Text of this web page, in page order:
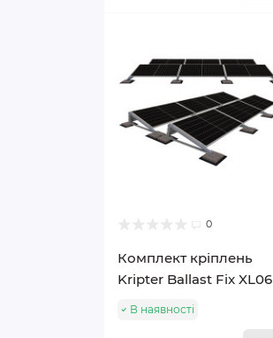
0
Комплект кріплень
Kripter Ballast Fix XL06
В наявності